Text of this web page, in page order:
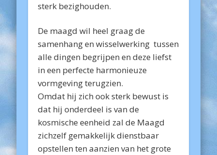
sterk bezighouden.
De maagd wil heel graag de
samenhang en wisselwerking tussen
alle dingen begrijpen en deze liefst
in een perfecte harmonieuze
vormgeving terugzien.
Omdat hij zich ook sterk bewust is
dat hij onderdeel is van de
kosmische eenheid zal de Maagd
zichzelf gemakkelijk dienstbaar
opstellen ten aanzien van het grote